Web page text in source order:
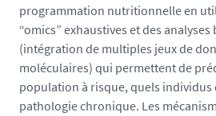
programmation nutritionnelle en
“omics” exhaustives et des
(intégration de multiples jeux de
moléculaires) qui permettent de
population à risque, quels
pathologie chronique. Les